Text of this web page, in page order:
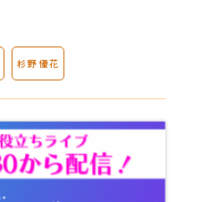
杉野 優花